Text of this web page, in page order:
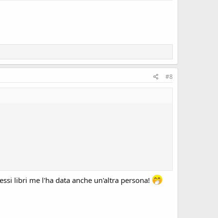
#8
libri me l'ha data anche un'altra persona!